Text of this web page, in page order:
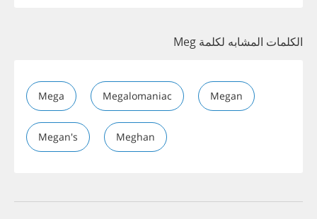
الكلمات المشابه لكلمة Meg
Mega Megalomaniac Megan
Megan's Meghan